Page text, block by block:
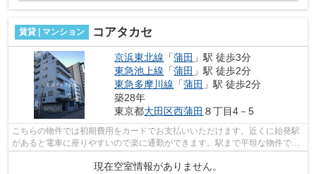
賃貸 | マンション コアタカセ
京浜東北線 「蒲田 」駅 徒歩3分
東急池上線 「蒲田 」駅 徒歩2分
東急多摩川線 「蒲田 」駅 徒歩2分
築28年
東京都大田区西蒲田 ８丁目4－5
こちらの物件では初期費用をカードでお支払いいただけます。近くに始発駅
があると電車に座りやすいので楽に通勤ができます。駅まで平坦な物件で、
ラクに駅まで移動することができます...
現在空室情報がありません。